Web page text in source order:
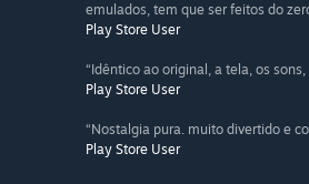
emulados, tem que ser feitos do
Play Store User
“Idêntico ao original, a tela, os
Play Store User
“Nostalgia pura. muito divertido e
Play Store User